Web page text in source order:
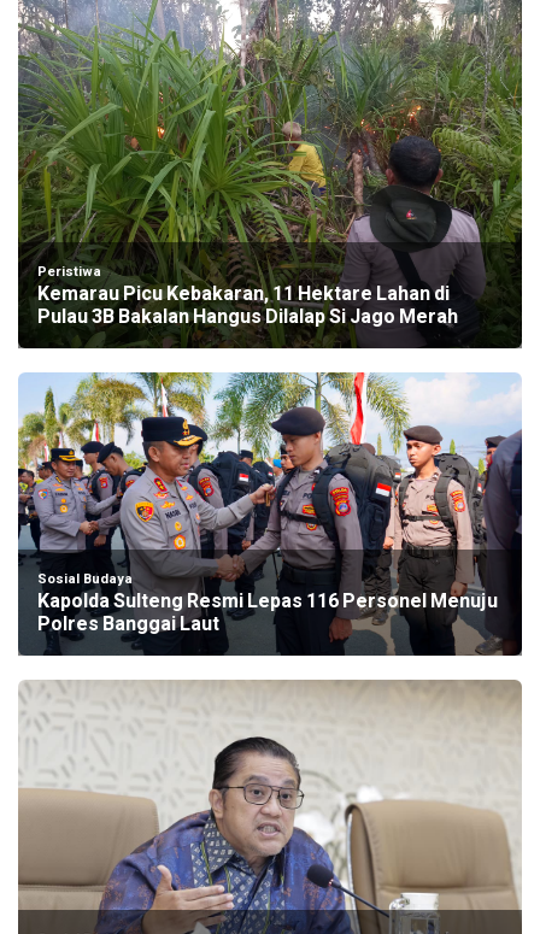
Peristiwa
Kemarau Picu Kebakaran, 11 Hektare Lahan di
Pulau 3B Bakalan Hangus Dilalap Si Jago Merah
Sosial Budaya
Kapolda Sulteng Resmi Lepas 116 Personel Menuju
Polres Banggai Laut